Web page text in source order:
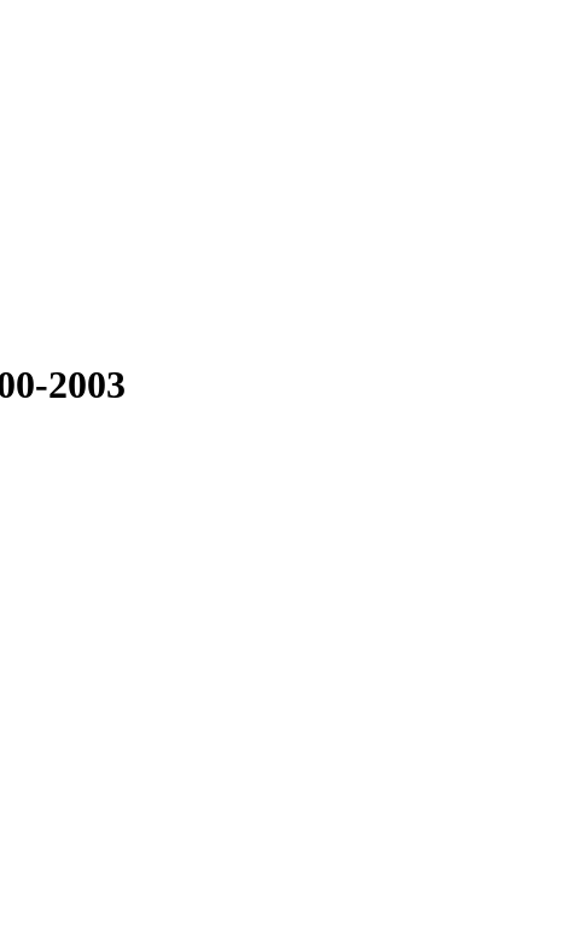
2003